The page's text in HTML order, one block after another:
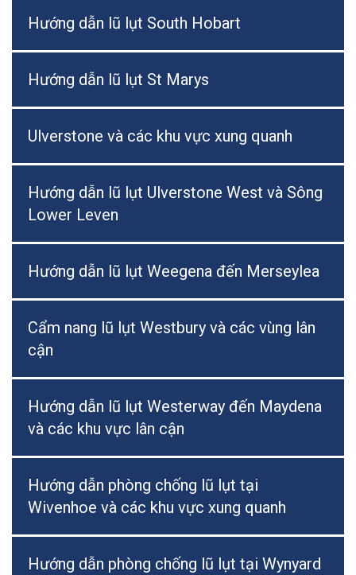
Hướng dẫn lũ lụt South Hobart
Hướng dẫn lũ lụt St Marys
Ulverstone và các khu vực xung quanh
Hướng dẫn lũ lụt Ulverstone West và Sông
Lower Leven
Hướng dẫn lũ lụt Weegena đến Merseylea
Cẩm nang lũ lụt Westbury và các vùng lân
cận
Hướng dẫn lũ lụt Westerway đến Maydena
và các khu vực lân cận
Hướng dẫn phòng chống lũ lụt tại
Wivenhoe và các khu vực xung quanh
Hướng dẫn phòng chống lũ lụt tại Wynyard